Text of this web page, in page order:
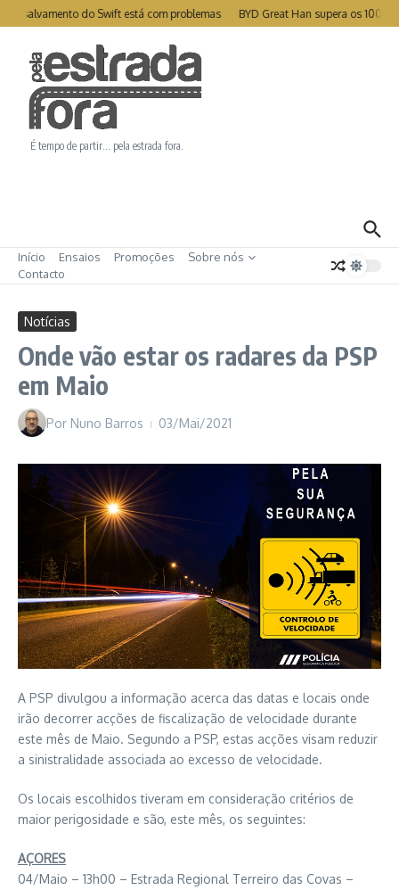
Ir para o conteúdo
salvamento do Swift está com problemas BYD Great Han supera os 1000km
É tempo de partir… pela estrada fora.
Início Ensaios Promoções
Sobre nós
Contacto
Notícias
Onde vão estar os radares da PSP
em Maio
Por Nuno Barros 03/Mai/2021
A PSP divulgou a informação acerca das datas e locais onde
irão decorrer acções de fiscalização de velocidade durante
este mês de Maio. Segundo a PSP, estas acções visam reduzir
a sinistralidade associada ao excesso de velocidade.
Os locais escolhidos tiveram em consideração critérios de
maior perigosidade e são, este mês, os seguintes:
AÇORES
04/Maio – 13h00 – Estrada Regional Terreiro das Covas –